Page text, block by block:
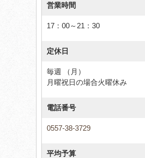
営業時間
17：00～21：30
定休日
毎週 （月）
月曜祝日の場合火曜休み
電話番号
0557-38-3729
平均予算